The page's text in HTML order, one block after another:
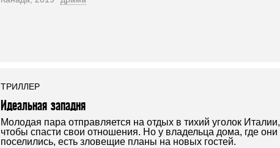
ТРИЛЛЕР
Идеальная западня
Молодая пара отправляется на отдых в тихий уголок Италии,
чтобы спасти свои отношения. Но у владельца дома, где они
поселились, есть зловещие планы на новых гостей.